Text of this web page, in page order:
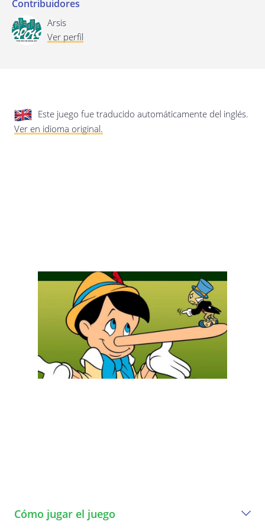
Contribuidores
Arsis
Ver perfil
Este juego fue traducido automáticamente del inglés.
Ver en idioma original.
Cómo jugar el juego
Última actualización: 17/01/2020